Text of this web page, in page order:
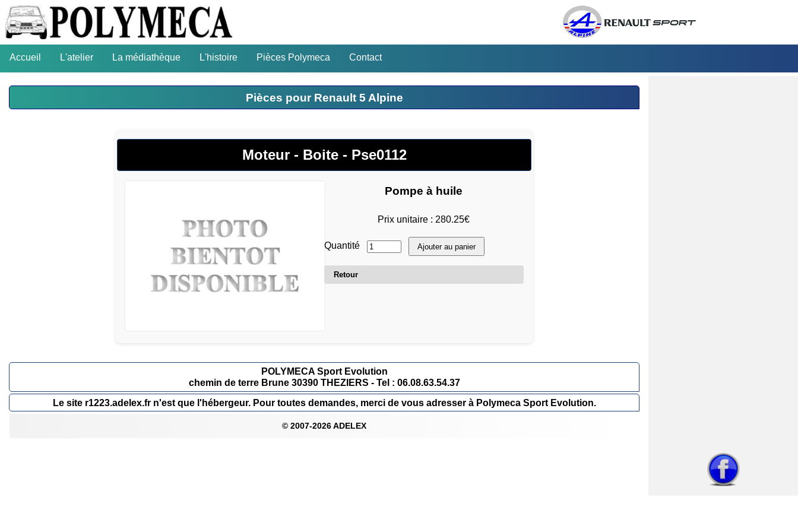
Accueil L'atelier La médiathèque L'histoire Pièces Polymeca Contact
Pièces pour Renault 5 Alpine
Moteur - Boite - Pse0112
Pompe à huile
Prix unitaire : 280.25€
Quantité Ajouter au panier
Retour
POLYMECA Sport Evolution
chemin de terre Brune 30390 THEZIERS - Tel : 06.08.63.54.37
Le site r1223.adelex.fr n'est que l'hébergeur. Pour toutes demandes, merci de vous adresser à Polymeca Sport Evolution.
© 2007-2026 ADELEX